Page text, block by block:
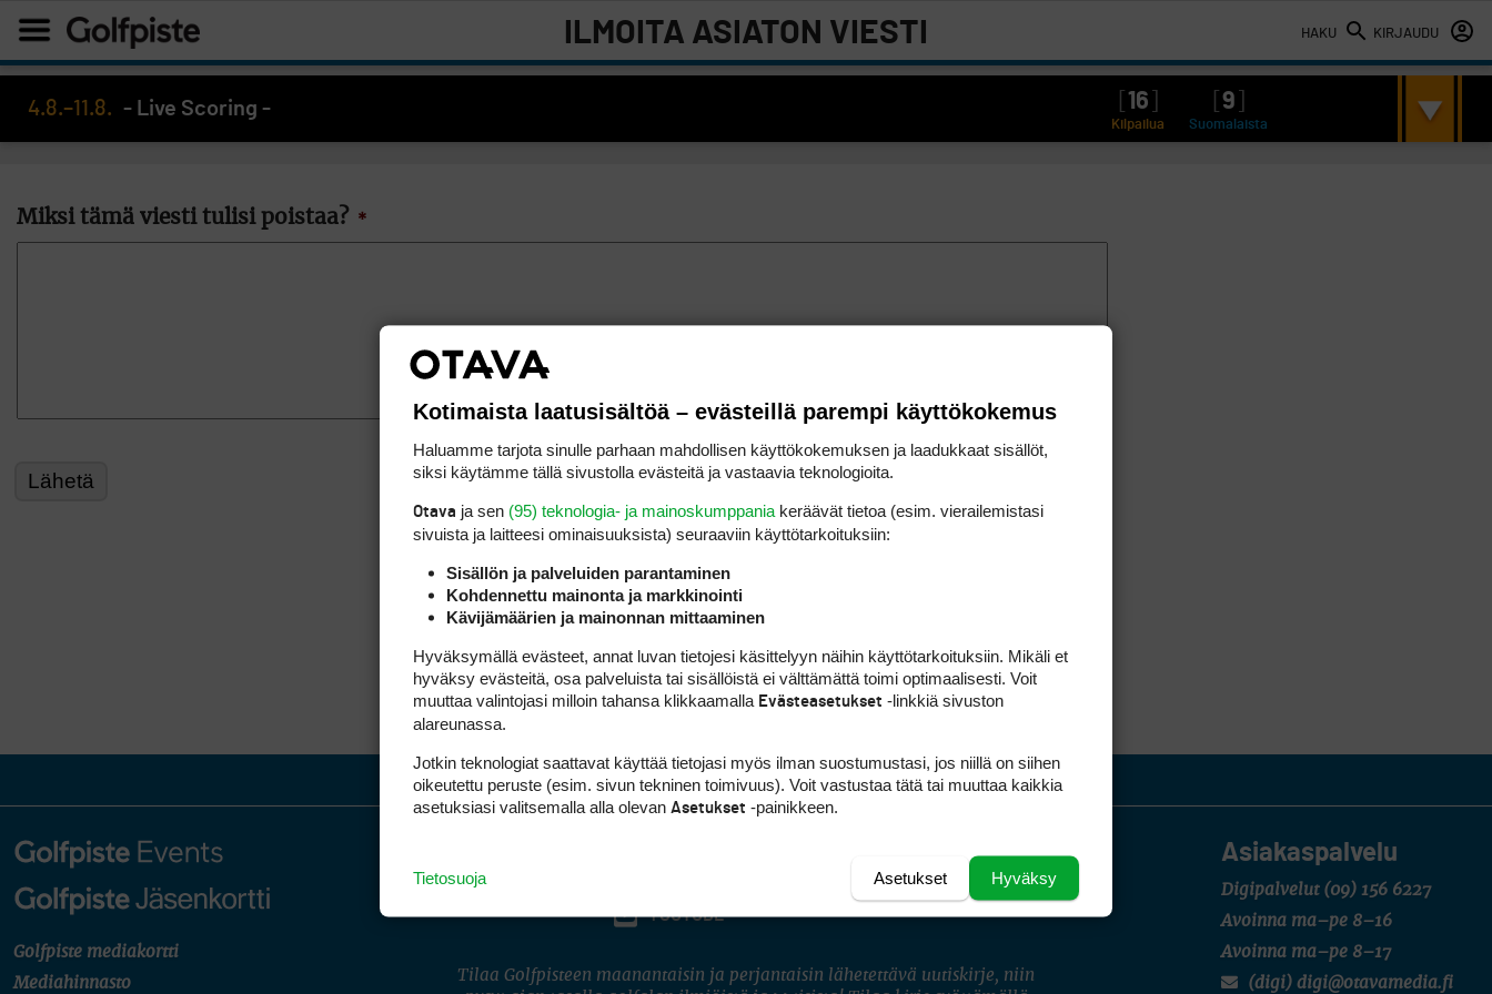
HAKU KIRJAUDU
ILMOITA ASIATON VIESTI
4.8.–11.8. - Live Scoring - 16 9
Kilpailua Suomalaista
Miksi tämä viesti tulisi poistaa? *
Golfpiste mediakortti
Mediahinnasto
Asiakaspalvelu
Digipalvelut (09) 156 6227
Avoinna ma–pe 8–16
Avoinna ma–pe 8–17
(digi) digi@otavamedia.fi
INSTAGRAM
YOUTUBE
Tilaa Golfpisteen maanantaisin ja perjantaisin lähetettävä uutiskirje, niin
Kotimaista laatusisältöä – evästeillä parempi käyttökokemus
Haluamme tarjota sinulle parhaan mahdollisen käyttökokemuksen ja laadukkaat sisällöt,
siksi käytämme tällä sivustolla evästeitä ja vastaavia teknologioita.
Otava ja sen (95) teknologia- ja mainoskumppania keräävät tietoa (esim. vierailemis­tasi
sivuista ja laitteesi ominaisuuk­sista) seuraaviin käyttötarkoituksiin:
Sisällön ja palveluiden parantaminen
Kohdennettu mainonta ja markkinointi
Kävijämäärien ja mainonnan mittaaminen
Hyväksymällä evästeet, annat luvan tietojesi käsittelyyn näihin käyttötarkoituksiin. Mikäli et
hyväksy evästeitä, osa palveluista tai sisällöistä ei välttämättä toimi optimaalisesti. Voit
muuttaa valintojasi milloin tahansa klikkaamalla Evästeasetukset -linkkiä sivuston
alareunassa.
Jotkin teknologiat saattavat käyttää tietojasi myös ilman suostumustasi, jos niillä on siihen
oikeutettu peruste (esim. sivun tekninen toimivuus). Voit vastustaa tätä tai muuttaa kaikkia
asetuksiasi valitsemalla alla olevan Asetukset -painikkeen.
Hyväksy
Asetukset
Tietosuoja